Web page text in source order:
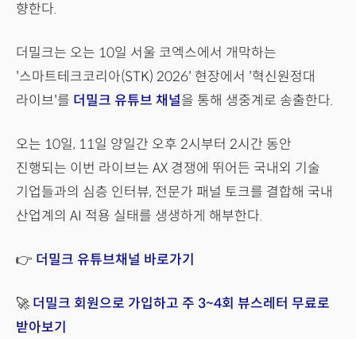
향한다.
더밀크는 오는 10일 서울 코엑스에서 개막하는
'스마트테크코리아(STK) 2026' 현장에서 '혁신원정대
라이브'를 더밀크 유튜브 채널을 통해 생중계로 송출한다.
오는 10일, 11일 양일간 오후 2시부터 2시간 동안
진행되는 이번 라이브는 AX 경쟁에 뛰어든 국내외 기술
기업들과의 심층 인터뷰, 전문가 패널 토크를 결합해 국내
산업계의 AI 적용 실태를 생생하게 해부한다.
👉 더밀크 유튜브채널 바로가기
🚀 더밀크 회원으로 가입하고 주 3~4회 뷰스레터 무료로
받아보기